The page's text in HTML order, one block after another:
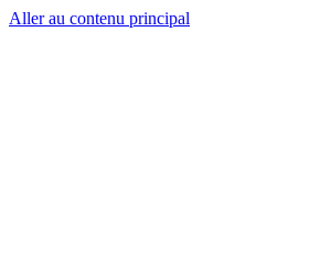
Aller au contenu principal